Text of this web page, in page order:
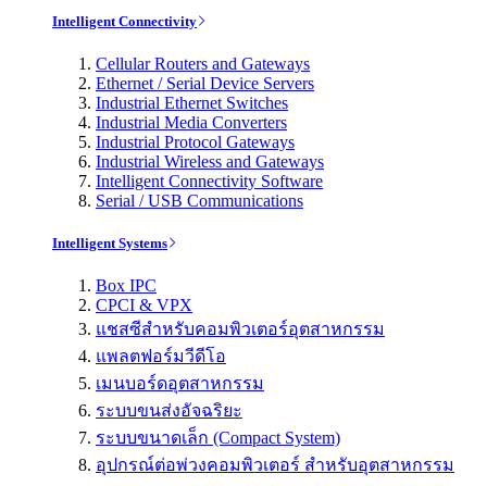
Intelligent Connectivity
Cellular Routers and Gateways
Ethernet / Serial Device Servers
Industrial Ethernet Switches
Industrial Media Converters
Industrial Protocol Gateways
Industrial Wireless and Gateways
Intelligent Connectivity Software
Serial / USB Communications
Intelligent Systems
Box IPC
CPCI & VPX
แชสซีสำหรับคอมพิวเตอร์อุตสาหกรรม
แพลตฟอร์มวีดีโอ
เมนบอร์ดอุตสาหกรรม
ระบบขนส่งอัจฉริยะ
ระบบขนาดเล็ก (Compact System)
อุปกรณ์ต่อพ่วงคอมพิวเตอร์ สำหรับอุตสาหกรรม